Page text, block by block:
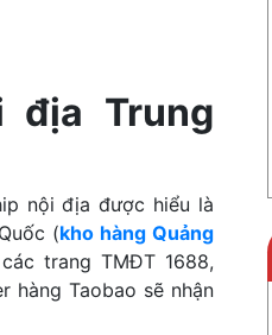
địa Trung
nội địa được hiểu là
(kho hàng Quảng
trang TMĐT 1688,
hàng Taobao sẽ nhận